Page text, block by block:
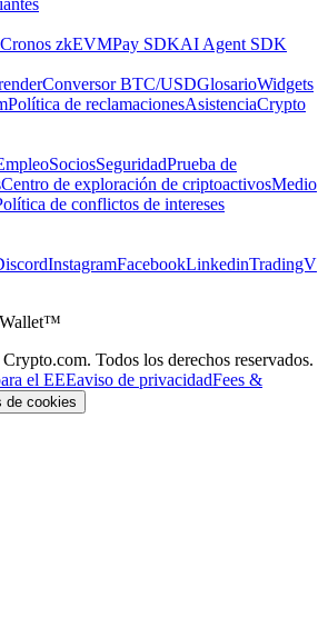
Cronos zkEVMPay SDKAI Agent SDK
Conversor BTC/USDGlosarioWidgets
Política de reclamacionesAsistenciaCrypto
SociosSeguridadPrueba de
Centro de exploración de criptoactivosMedio
de conflictos de intereses
InstagramFacebookLinkedinTradingV
Todos los derechos reservados.
el EEEaviso de privacidadFees &
de cookies